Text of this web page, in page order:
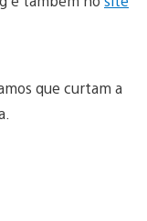
que curtam a